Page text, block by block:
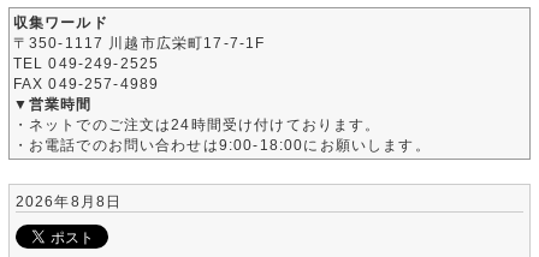
収集ワールド
〒350-1117 川越市広栄町17-7-1F
TEL 049-249-2525
FAX 049-257-4989
▼営業時間
・ネットでのご注文は24時間受け付けております。
・お電話でのお問い合わせは9:00-18:00にお願いします。
2026年8月8日